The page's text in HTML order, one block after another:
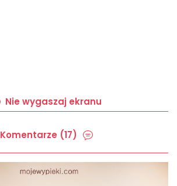
Nie wygaszaj ekranu
Komentarze (17)